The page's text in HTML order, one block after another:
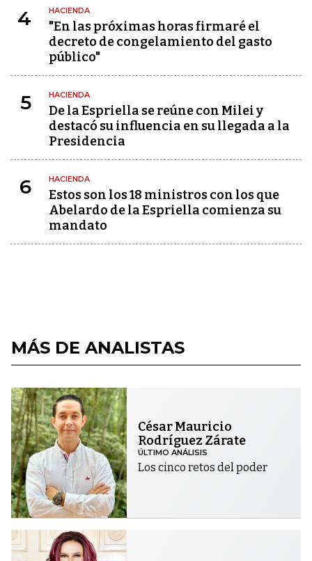
4 HACIENDA
"En las próximas horas firmaré el
decreto de congelamiento del gasto
público"
5 HACIENDA
De la Espriella se reúne con Milei y
destacó su influencia en su llegada a la
Presidencia
6 HACIENDA
Estos son los 18 ministros con los que
Abelardo de la Espriella comienza su
mandato
MÁS DE ANALISTAS
César Mauricio
Rodríguez Zárate
ÚLTIMO ANÁLISIS
Los cinco retos del poder